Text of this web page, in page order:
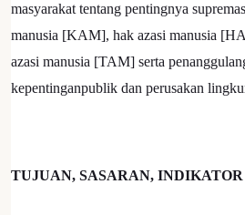
masyarakat tentang pentingnya
manusia [KAM], hak azasi manusia
azasi manusia [TAM] serta
kepentinganpublik dan perusakan
TUJUAN, SASARAN, INDIKATOR